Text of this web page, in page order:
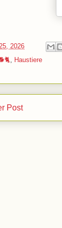
2026
Haustiere
Post